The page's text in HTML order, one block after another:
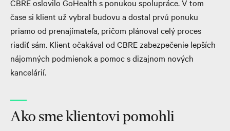
CBRE oslovilo GoHealth s ponukou spolupráce. V tom
čase si klient už vybral budovu a dostal prvú ponuku
priamo od prenajímateľa, pričom plánoval celý proces
riadiť sám. Klient očakával od CBRE zabezpečenie lepších
nájomných podmienok a pomoc s dizajnom nových
kancelárií.
Ako sme klientovi pomohli